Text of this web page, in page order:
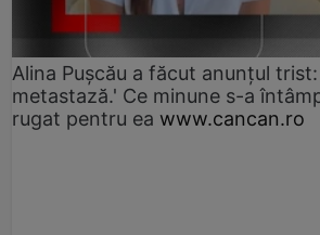
Alina Pușcău a făcut anunțul
metastază.' Ce minune s-a
rugat pentru ea www.cancan.ro